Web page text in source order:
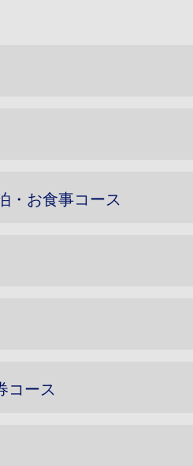
・お食事コース
コース